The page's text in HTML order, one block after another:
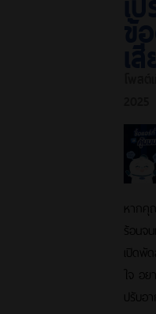
หากคุ
ร้อนจน
เปิดพั
ใจ อย
ปรับอ